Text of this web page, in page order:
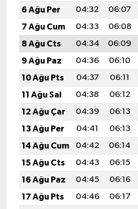
6 Ağu Per
04:32 06:07
7 Ağu Cum
04:33 06:08
8 Ağu Cts
04:34 06:09
9 Ağu Paz
04:36 06:10
10 Ağu Pts
04:37 06:11
11 Ağu Sal
04:38 06:12
12 Ağu Çar
04:39 06:13
13 Ağu Per
04:41 06:13
14 Ağu Cum
04:42 06:14
15 Ağu Cts
04:43 06:15
16 Ağu Paz
04:45 06:16
17 Ağu Pts
04:46 06:17